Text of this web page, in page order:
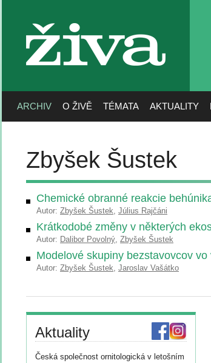
živa
ARCHIV O ŽIVĚ TÉMATA AKTUALITY
Zbyšek Šustek
Chemické obranné reakcie
Autor: Zbyšek Šustek, Július Rajčáni
Krátkodobé změny v některých
Autor: Dalibor Povolný, Zbyšek Šustek
Modelové skupiny bezstavovcov
Autor: Zbyšek Šustek, Jaroslav Vašátko
Aktuality
Česká společnost ornitologická v letošním